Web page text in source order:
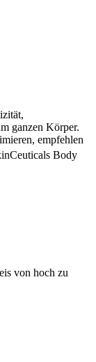
ganzen Körper.
empfehlen
Body
von hoch zu